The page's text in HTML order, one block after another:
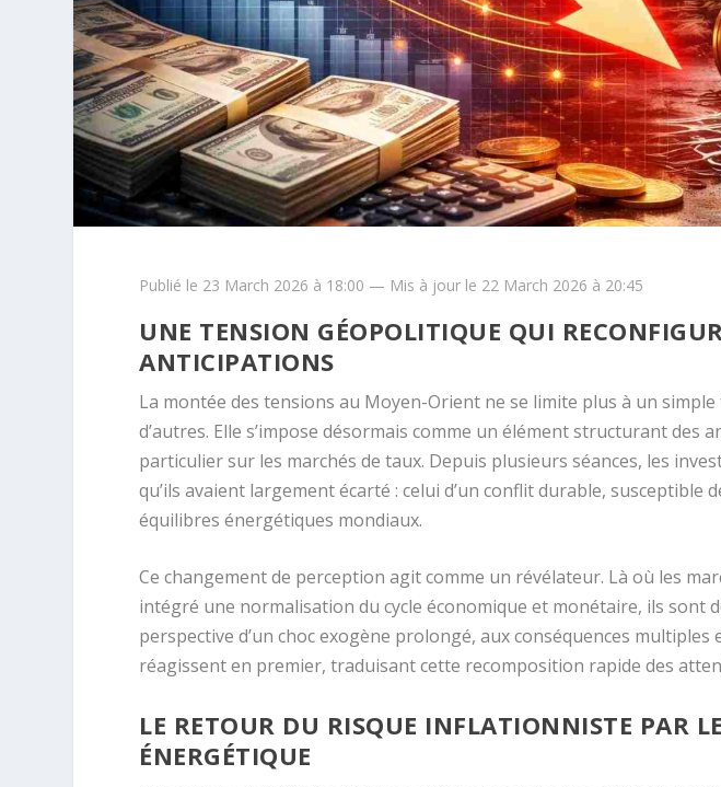
Publié le 23 March 2026 à 18:00 — Mis à jour le 22 March 2026 à 20:45
UNE TENSION GÉOPOLITIQUE QUI
ANTICIPATIONS
La montée des tensions au Moyen-Orient ne se limite plus à un
d’autres. Elle s’impose désormais comme un élément structurant des
particulier sur les marchés de taux. Depuis plusieurs séances, les
qu’ils avaient largement écarté : celui d’un conflit durable,
équilibres énergétiques mondiaux.
Ce changement de perception agit comme un révélateur. Là où les
intégré une normalisation du cycle économique et monétaire, ils sont
perspective d’un choc exogène prolongé, aux conséquences multiples
réagissent en premier, traduisant cette recomposition rapide des
LE RETOUR DU RISQUE INFLATIONNISTE PAR
ÉNERGÉTIQUE